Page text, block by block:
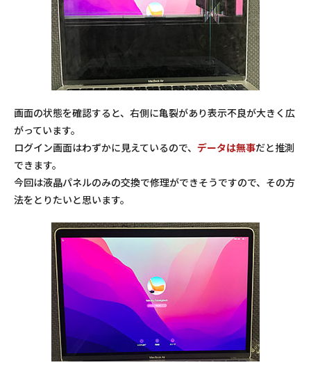
画面の状態を確認すると、右側に亀裂があり表示不良が大きく広
がっています。
ログイン画面はわずかに見えているので、 データは無事だと推測
できます。
今回は液晶パネルのみの交換で修理ができそうですので、その方
法をとりたいと思います。